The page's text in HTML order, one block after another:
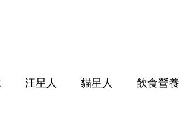
汪星人 貓星人 飲食營養